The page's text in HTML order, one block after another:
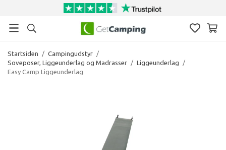
Startsiden / Campingudstyr /
Soveposer, Liggeunderlag og Madrasser / Liggeunderlag
/
Easy Camp Liggeunderlag